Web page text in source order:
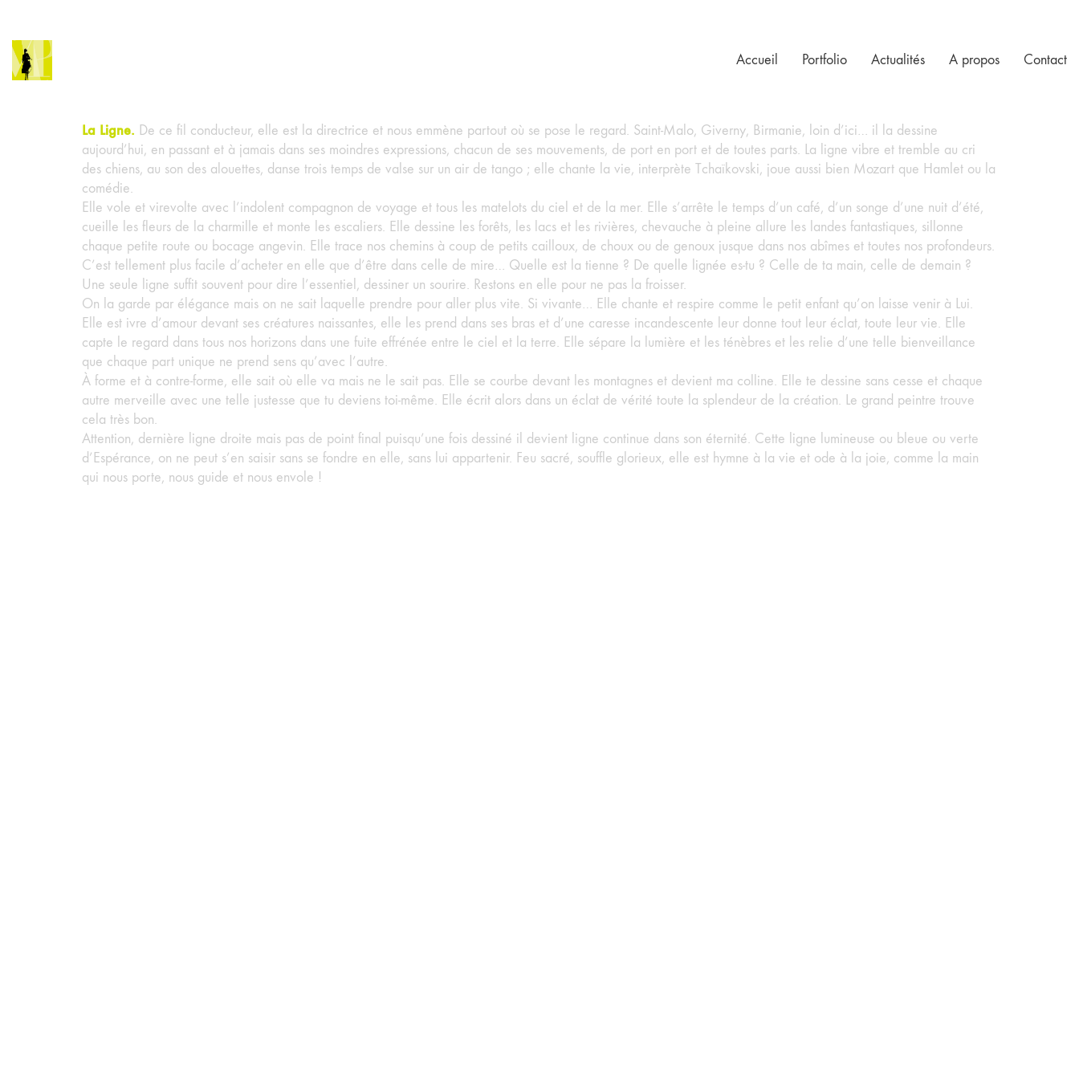
Accueil Portfolio Actualités A propos Contact
La Ligne. De ce fil conducteur, elle est la directrice et nous emmène partout où se pose le regard. Saint-Malo, Giverny, Birmanie, loin d’ici… il la dessine
aujourd’hui, en passant et à jamais dans ses moindres expressions, chacun de ses mouvements, de port en port et de toutes parts. La ligne vibre et tremble au cri
des chiens, au son des alouettes, danse trois temps de valse sur un air de tango ; elle chante la vie, interprète Tchaïkovski, joue aussi bien Mozart que Hamlet ou la
comédie.
Elle vole et virevolte avec l’indolent compagnon de voyage et tous les matelots du ciel et de la mer. Elle s’arrête le temps d’un café, d’un songe d’une nuit d’été,
cueille les fleurs de la charmille et monte les escaliers. Elle dessine les forêts, les lacs et les rivières, chevauche à pleine allure les landes fantastiques, sillonne
chaque petite route ou bocage angevin. Elle trace nos chemins à coup de petits cailloux, de choux ou de genoux jusque dans nos abîmes et toutes nos profondeurs.
C’est tellement plus facile d’acheter en elle que d’être dans celle de mire… Quelle est la tienne ? De quelle lignée es-tu ? Celle de ta main, celle de demain ?
Une seule ligne suffit souvent pour dire l’essentiel, dessiner un sourire. Restons en elle pour ne pas la froisser.
On la garde par élégance mais on ne sait laquelle prendre pour aller plus vite. Si vivante… Elle chante et respire comme le petit enfant qu’on laisse venir à Lui.
Elle est ivre d’amour devant ses créatures naissantes, elle les prend dans ses bras et d’une caresse incandescente leur donne tout leur éclat, toute leur vie. Elle
capte le regard dans tous nos horizons dans une fuite effrénée entre le ciel et la terre. Elle sépare la lumière et les ténèbres et les relie d’une telle bienveillance
que chaque part unique ne prend sens qu’avec l’autre.
À forme et à contre-forme, elle sait où elle va mais ne le sait pas. Elle se courbe devant les montagnes et devient ma colline. Elle te dessine sans cesse et chaque
autre merveille avec une telle justesse que tu deviens toi-même. Elle écrit alors dans un éclat de vérité toute la splendeur de la création. Le grand peintre trouve
cela très bon.
Attention, dernière ligne droite mais pas de point final puisqu’une fois dessiné il devient ligne continue dans son éternité. Cette ligne lumineuse ou bleue ou verte
d’Espérance, on ne peut s’en saisir sans se fondre en elle, sans lui appartenir. Feu sacré, souffle glorieux, elle est hymne à la vie et ode à la joie, comme la main
qui nous porte, nous guide et nous envole !